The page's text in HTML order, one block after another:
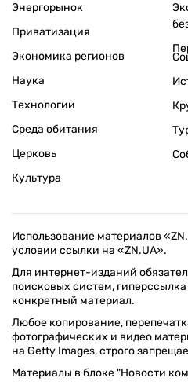
Энергорынок
Приватизация
Экономика регионов
Наука
Технологии
Среда обитания
Церковь
Культура
Использование материалов
условии ссылки на «ZN.UA».
Для интернет-изданий
поисковых систем,
конкретный материал.
Любое копирование,
фотографических и видео
на Getty Images, строго
Материалы в блоке "Новости